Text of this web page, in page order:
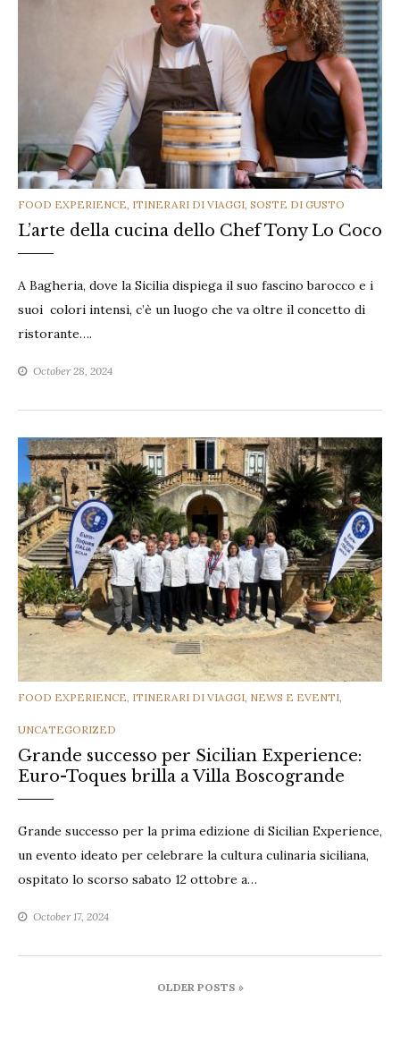
CATEGORIES
FOOD EXPERIENCE, ITINERARI DI VIAGGI, SOSTE DI GUSTO
L’arte della cucina dello Chef Tony Lo Coco
A Bagheria, dove la Sicilia dispiega il suo fascino barocco e i
suoi colori intensi, c’è un luogo che va oltre il concetto di
ristorante….
October 28, 2024
CATEGORIES
FOOD EXPERIENCE ITINERARI DI VIAGGI NEWS E EVENTI
UNCATEGORIZED
Grande successo per Sicilian Experience:
Euro-Toques brilla a Villa Boscogrande
Grande successo per la prima edizione di Sicilian Experience,
un evento ideato per celebrare la cultura culinaria siciliana,
ospitato lo scorso sabato 12 ottobre a…
October 17, 2024
Posts
navigationOLDER POSTS »